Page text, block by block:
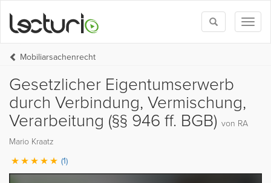
Toggle
search
Mobiliarsachenrecht
Gesetzlicher Eigentumserwerb
durch Verbindung, Vermischung,
Verarbeitung (§§ 946 ff. BGB) von RA
Mario Kraatz
(1)